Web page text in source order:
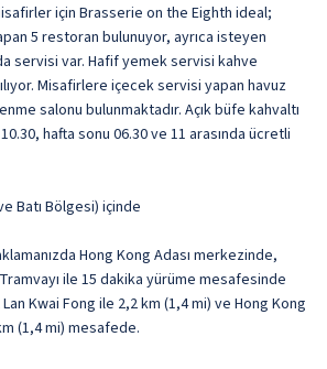
için Brasserie on the Eighth ideal;
5 restoran bulunuyor, ayrıca isteyen
servisi var. Hafif yemek servisi kahve
Misafirlere içecek servisi yapan havuz
salonu bulunmaktadır. Açık büfe kahvaltı
hafta sonu 06.30 ve 11 arasında ücretli
Batı Bölgesi) içinde
Hong Kong Adası merkezinde,
ile 15 dakika yürüme mesafesinde
Kwai Fong ile 2,2 km (1,4 mi) ve Hong Kong
(1,4 mi) mesafede.